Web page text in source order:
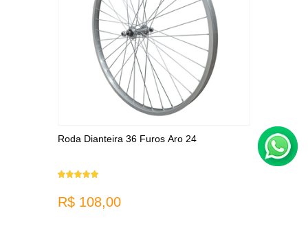
Roda Dianteira 36 Furos Aro 24
R$ 108,00